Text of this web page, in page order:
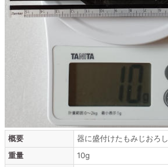
概要
器に盛付けたもみじおろし
重量
10g